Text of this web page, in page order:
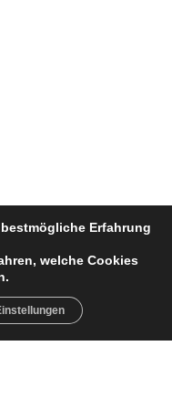
Erfahrung
welche Cookies